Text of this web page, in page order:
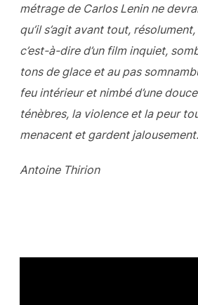
métrage de Carlos Lenin ne
qu’il s’agit avant tout, résolument,
c’est-à-dire d’un film inquiet,
tons de glace et au pas
feu intérieur et nimbé d’une
ténèbres, la violence et la peur
menacent et gardent
Antoine Thirion